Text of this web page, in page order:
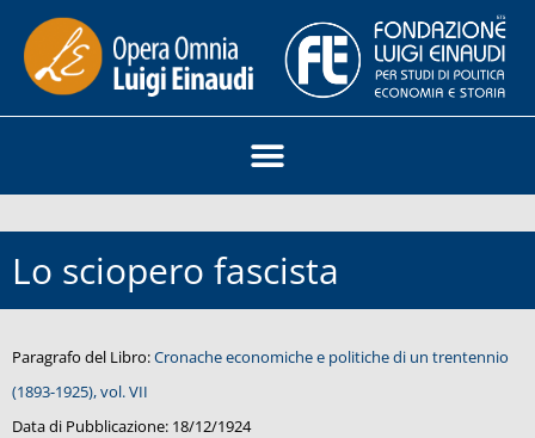
Lo sciopero fascista
Paragrafo del Libro:Cronache economiche e politiche di un trentennio
(1893-1925), vol. VII
Data di Pubblicazione: 18/12/1924